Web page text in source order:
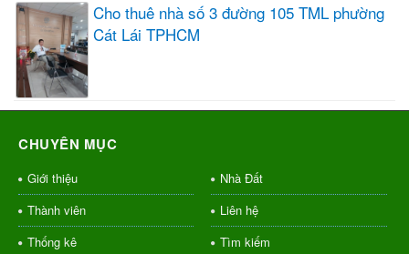
Cho thuê nhà số 3 đường 105 TML phường
Cát Lái TPHCM
CHUYÊN MỤC
Giới thiệu
Nhà Đất
Thành viên
Liên hệ
Thống kê
Tìm kiếm